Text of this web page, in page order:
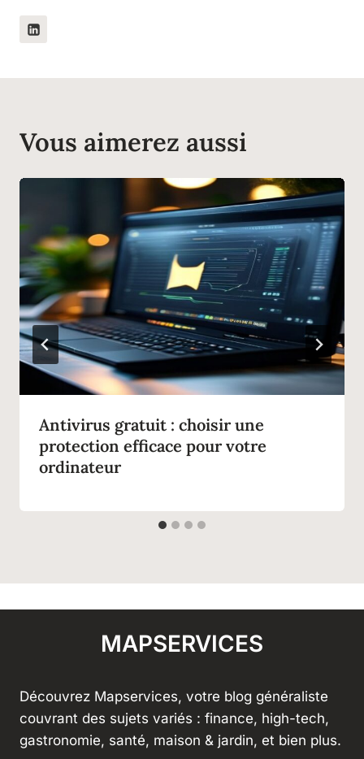
Vous aimerez aussi
Antivirus gratuit : choisir une
protection efficace pour votre
ordinateur
MAPSERVICES
Découvrez Mapservices, votre blog généraliste
couvrant des sujets variés : finance, high-tech,
gastronomie, santé, maison & jardin, et bien plus.